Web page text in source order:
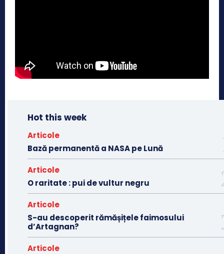
Hot this week
Articole
Bază permanentă a NASA pe Lună
Articole
O raritate : pui de vultur negru
Articole
S-au descoperit rămășițele faimosului
d’Artagnan?
Articole